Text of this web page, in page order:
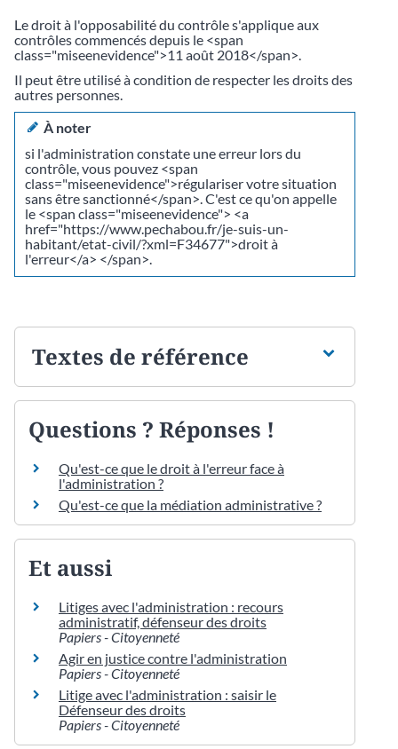
Le droit à l'opposabilité du contrôle s'applique aux
contrôles commencés depuis le <span
class="miseenevidence">11 août 2018</span>.
Il peut être utilisé à condition de respecter les droits des
autres personnes.
À noter
si l'administration constate une erreur lors du
contrôle, vous pouvez <span
class="miseenevidence">régulariser votre situation
sans être sanctionné</span>. C'est ce qu'on appelle
le <span class="miseenevidence"> <a
href="https://www.pechabou.fr/je-suis-un-
habitant/etat-civil/?xml=F34677">droit à
l'erreur</a> </span>.
Textes de référence
Questions ? Réponses !
Qu'est-ce que le droit à l'erreur face à
l'administration ?
Qu'est-ce que la médiation administrative ?
Et aussi
Litiges avec l'administration : recours
administratif, défenseur des droits
Papiers - Citoyenneté
Agir en justice contre l'administration
Papiers - Citoyenneté
Litige avec l'administration : saisir le
Défenseur des droits
Papiers - Citoyenneté